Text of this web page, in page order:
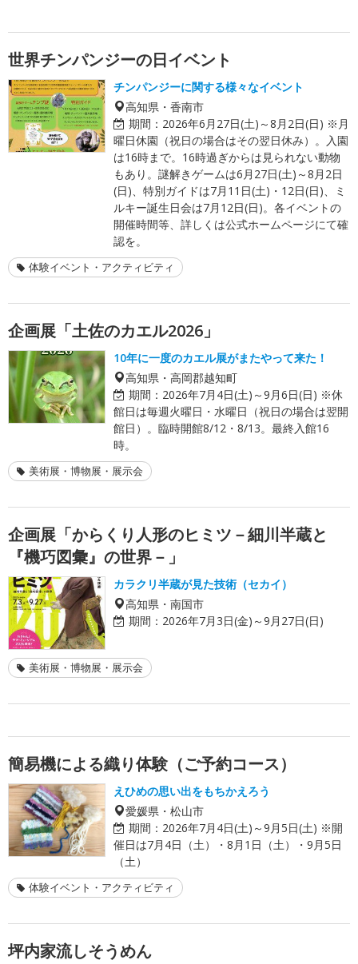
世界チンパンジーの日イベント
チンパンジーに関する様々なイベント
高知県・香南市
期間： 2026年6月27日(土)～8月2日(日) ※月
曜日休園（祝日の場合はその翌日休み）。入園
は16時まで。16時過ぎからは見られない動物
もあり。謎解きゲームは6月27日(土)～8月2日
(日)、特別ガイドは7月11日(土)・12日(日)、ミ
ルキー誕生日会は7月12日(日)。各イベントの
開催時間等、詳しくは公式ホームページにて確
認を。
体験イベント・アクティビティ
企画展「土佐のカエル2026」
10年に一度のカエル展がまたやって来た！
高知県・高岡郡越知町
期間： 2026年7月4日(土)～9月6日(日) ※休
館日は毎週火曜日・水曜日（祝日の場合は翌開
館日）。臨時開館8/12・8/13。最終入館16
時。
美術展・博物展・展示会
企画展「からくり人形のヒミツ－細川半蔵と
『機巧図彙』の世界－」
カラクリ半蔵が見た技術（セカイ）
高知県・南国市
期間： 2026年7月3日(金)～9月27日(日)
美術展・博物展・展示会
簡易機による織り体験（ご予約コース）
えひめの思い出をもちかえろう
愛媛県・松山市
期間： 2026年7月4日(土)～9月5日(土) ※開
催日は7月4日（土）・8月1日（土）・9月5日
（土）
体験イベント・アクティビティ
坪内家流しそうめん